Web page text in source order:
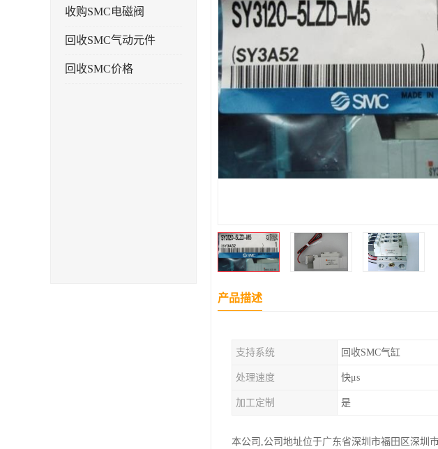
收购SMC电磁阀
回收SMC气动元件
回收SMC价格
产品描述
支持系统 回收SMC气缸
处理速度 快μs
加工定制 是
本公司,公司地址位于广东省深圳市福田区深圳